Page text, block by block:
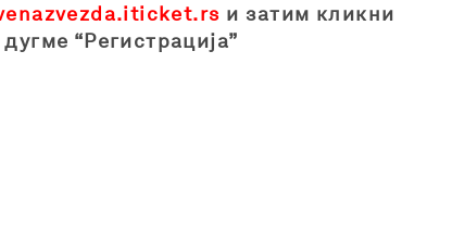
и затим кликни
“Регистрација”